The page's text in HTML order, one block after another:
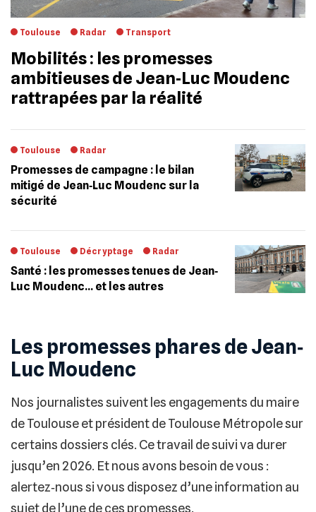
Toulouse Radar Transport
Mobilités : les promesses
ambitieuses de Jean‐Luc Moudenc
rattrapées par la réalité
Toulouse Radar
Promesses de campagne : le bilan
mitigé de Jean‐Luc Moudenc sur la
sécurité
Toulouse Décryptage Radar
Santé : les promesses tenues de Jean‐
Luc Moudenc… et les autres
Les promesses phares de Jean‐
Luc Moudenc
Nos journalistes suivent les engagements du maire
de Toulouse et président de Toulouse Métropole sur
certains dossiers clés. Ce travail de suivi va durer
jusqu’en 2026. Et nous avons besoin de vous :
alertez‐nous si vous disposez d’une information au
sujet de l’une de ces promesses.